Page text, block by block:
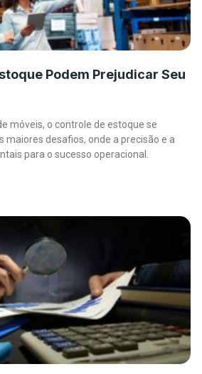
Podem Prejudicar Seu
móveis, o controle de estoque se
maiores desafios, onde a precisão e a
para o sucesso operacional.